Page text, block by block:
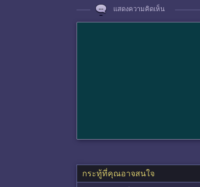
แสดงความคิดเห็น
กระทู้ที่คุณอาจสนใจ